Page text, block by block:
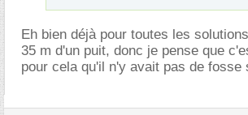
Eh bien déjà pour toutes les
35 m d'un puit, donc je pense que
pour cela qu'il n'y avait pas de fosse